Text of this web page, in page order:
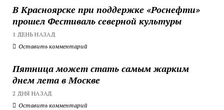
В Красноярске при поддержке «Роснефти»
прошел Фестиваль северной культуры
1 ДЕНЬ НАЗАД
Оставить комментарий
Пятница может стать самым жарким
днем лета в Москве
2 ДНЯ НАЗАД
Оставить комментарий